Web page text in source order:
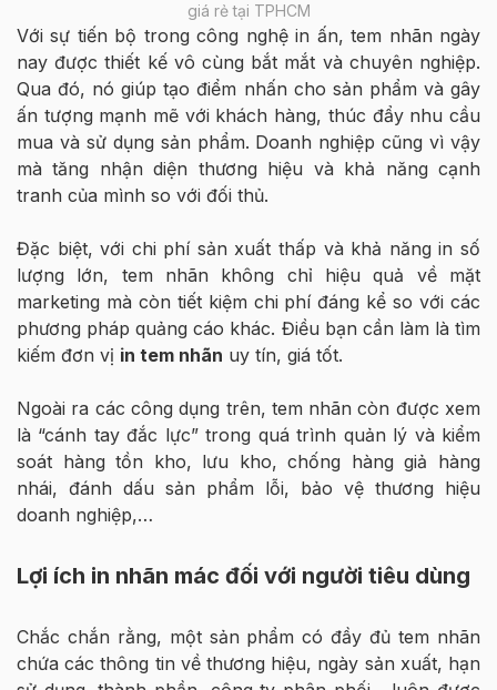
giá rẻ tại TPHCM
Với sự tiến bộ trong công nghệ in ấn, tem nhãn ngày
nay được thiết kế vô cùng bắt mắt và chuyên nghiệp.
Qua đó, nó giúp tạo điểm nhấn cho sản phẩm và gây
ấn tượng mạnh mẽ với khách hàng, thúc đẩy nhu cầu
mua và sử dụng sản phẩm. Doanh nghiệp cũng vì vậy
mà tăng nhận diện thương hiệu và khả năng cạnh
tranh của mình so với đối thủ.
Đặc biệt, với chi phí sản xuất thấp và khả năng in số
lượng lớn, tem nhãn không chỉ hiệu quả về mặt
marketing mà còn tiết kiệm chi phí đáng kể so với các
phương pháp quảng cáo khác. Điều bạn cần làm là tìm
kiếm đơn vị in tem nhãn uy tín, giá tốt.
Ngoài ra các công dụng trên, tem nhãn còn được xem
là “cánh tay đắc lực” trong quá trình quản lý và kiểm
soát hàng tồn kho, lưu kho, chống hàng giả hàng
nhái, đánh dấu sản phẩm lỗi, bảo vệ thương hiệu
doanh nghiệp,…
Lợi ích in nhãn mác đối với người tiêu dùng
Chắc chắn rằng, một sản phẩm có đầy đủ tem nhãn
chứa các thông tin về thương hiệu, ngày sản xuất, hạn